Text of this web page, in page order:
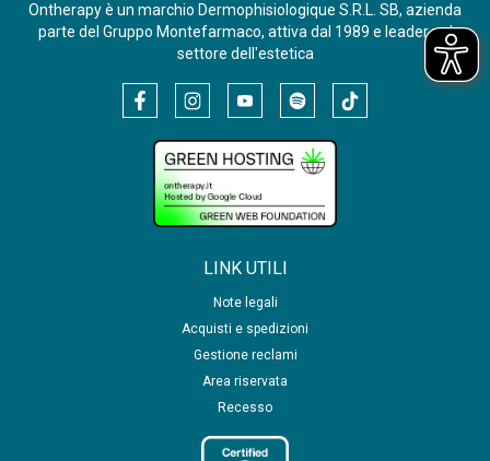
Ontherapy è un marchio Dermophisiologique S.R.L. SB, azienda
parte del Gruppo Montefarmaco, attiva dal 1989 e leader nel
settore dell'estetica
LINK UTILI
Note legali
Acquisti e spedizioni
Gestione reclami
Area riservata
Recesso